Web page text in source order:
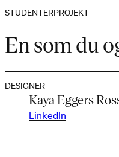
STUDENTERPROJEKT
En som du
DESIGNER
Kaya Eggers
LinkedIn